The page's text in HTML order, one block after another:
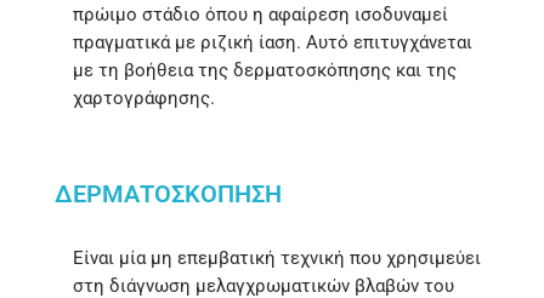
πρώιμο στάδιο όπου η αφαίρεση ισοδυναμεί
πραγματικά με ριζική ίαση. Αυτό επιτυγχάνεται
με τη βοήθεια της δερματοσκόπησης και της
χαρτογράφησης.
ΔΕΡΜΑΤΟΣΚΟΠΗΣΗ
Είναι μία μη επεμβατική τεχνική που χρησιμεύει
στη διάγνωση μελαγχρωματικών βλαβών του